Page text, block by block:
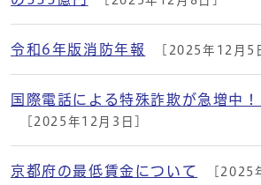
令和6年版消防年報 [2025年12月5
国際電話による特殊詐欺が急増中！
[2025年12月3日]
京都府の最低賃金について [2025